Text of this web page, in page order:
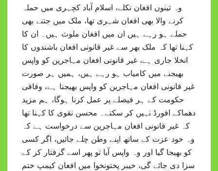
وہ تینوں افغان نکلے، اسلام آباد کچہری میں حملہ
کرنے والا بھی افغان شہری تھا، ملک میں جتنے بھی
حملے ہو رہے ہیں ان میں افغان ملوث ہیں۔ ان کا
کہنا تھا کہ ملک بھر سے غیر قانونی افغان باشندوں کا
انخلا جاری ہے، غیر قانونی افغان مہاجرین کو واپس
بھیجنے میں کامیاب ہو رہے ہیں، ہمیں ہر صورت
غیر قانونی افغان مہاجرین کو واپس بھیجنا ہے، وفاقی
حکومت کے ہر فیصلے پر عمل کرنا ہوگا، ہم مزید
دھماکے افورڈ نہیں کر سکتے۔ محسن نقوی کا کہنا تھا
کہ غیر قانونی افغان مہاجرین سے درخواست ہے کہ
وہ خود عزت کے ساتھ اپنے وطن چلے جائیں، اگر کسی
کو بھیجا گیا اور وہ واپس آیا تو پھر اسے گرفتار کر کے
سزا دی جائے گی، خیبر پختونخوا میں افغان کیمپ ختم